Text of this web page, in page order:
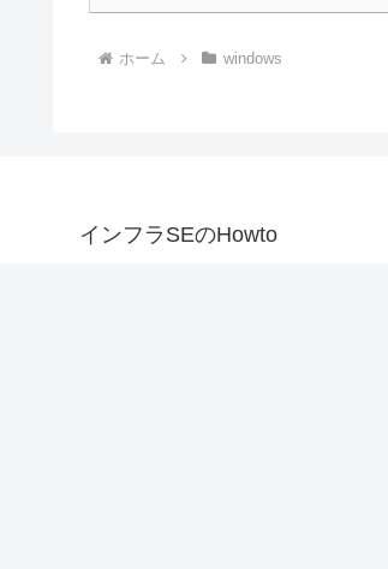
ホーム windows
インフラSEのHowto